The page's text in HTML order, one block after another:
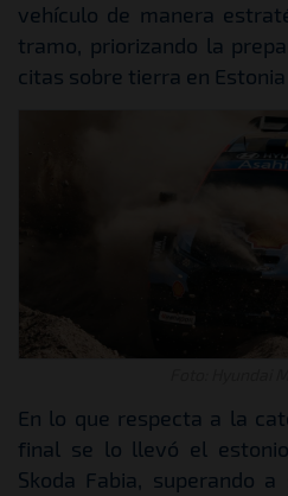
vehículo de manera
tramo, priorizando la
citas sobre tierra en
En lo que respecta a la
final se lo llevó el
Skoda Fabia, superando